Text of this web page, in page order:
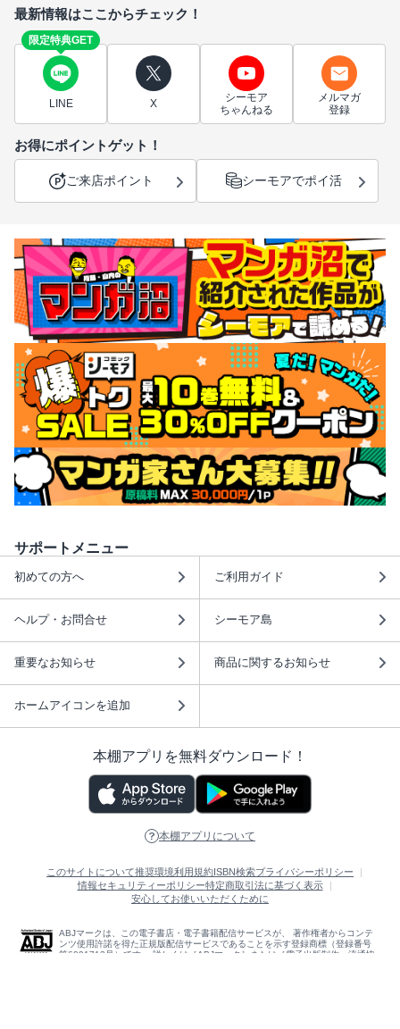
最新情報はここからチェック！
限定特典GET
LINE X
シーモア
ちゃんねる
メルマガ
登録
お得にポイントゲット！
ご来店ポイント シーモアでポイ活
サポートメニュー
初めての方へ ご利用ガイド
ヘルプ・お問合せ シーモア島
重要なお知らせ 商品に関するお知らせ
ホームアイコンを追加
本棚アプリを無料ダウンロード！
本棚アプリについて
このサイトについて推奨環境利用規約ISBN検索プライバシーポリシー
情報セキュリティーポリシー特定商取引法に基づく表示
安心してお使いいただくために
ABJマークは、この電子書店・電子書籍配信サービスが、 著作権者からコンテ
ンツ使用許諾を得た正規版配信サービスであることを示す登録商標（登録番号
第6091713号）です。 詳しくは［ABJマーク］または［電子出版制作・流通協